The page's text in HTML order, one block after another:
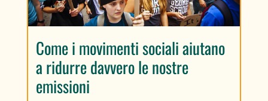
Come i movimenti sociali aiutano
a ridurre davvero le nostre
emissioni